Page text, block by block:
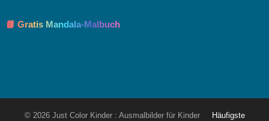
📘 Gratis Mandala-Malbuch
© 2026 Just Color Kinder : Ausmalbilder für Kinder
Häufigste